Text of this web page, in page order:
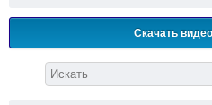
Скачать